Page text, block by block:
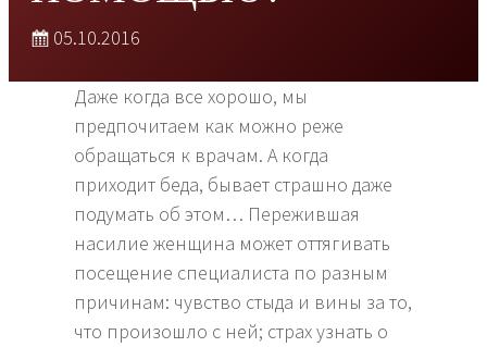
05.10.2016
Даже когда все хорошо, мы
предпочитаем как можно реже
обращаться к врачам. А когда
приходит беда, бывает страшно даже
подумать об этом… Пережившая
насилие женщина может оттягивать
посещение специалиста по разным
причинам: чувство стыда и вины за то,
что произошло с ней; страх узнать о